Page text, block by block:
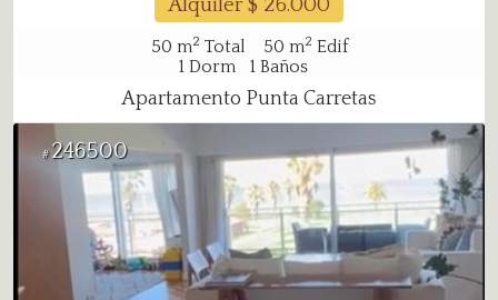
50 m2 Total 50 m2 Edif
1Dorm 1Baños
Apartamento Punta Carretas
#246500